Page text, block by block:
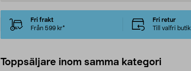
Fri frakt
Från 599 kr*
Fri retur
Till valfri butik
Toppsäljare inom samma kategori